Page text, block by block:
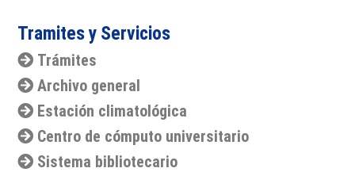
Tramites y Servicios
Trámites
Archivo general
Estación climatológica
Centro de cómputo universitario
Sistema bibliotecario